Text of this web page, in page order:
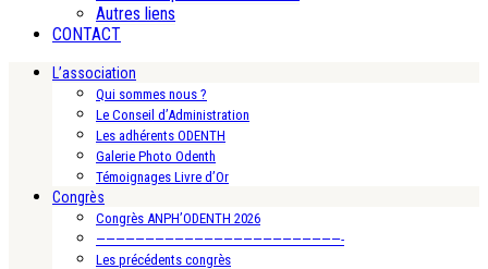
Autres liens
CONTACT
L’association
Qui sommes nous ?
Le Conseil d’Administration
Les adhérents ODENTH
Galerie Photo Odenth
Témoignages Livre d’Or
Congrès
Congrès ANPH’ODENTH 2026
—————————————————————————-
Les précédents congrès